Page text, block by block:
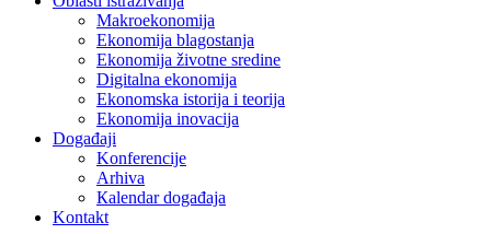
Makroekonomija
Ekonomija blagostanja
Ekonomija životne sredine
Digitalna ekonomija
Ekonomska istorija i teorija
Ekonomija inovacija
Događaji
Konferencije
Arhiva
Кalendar događaja
Kontakt